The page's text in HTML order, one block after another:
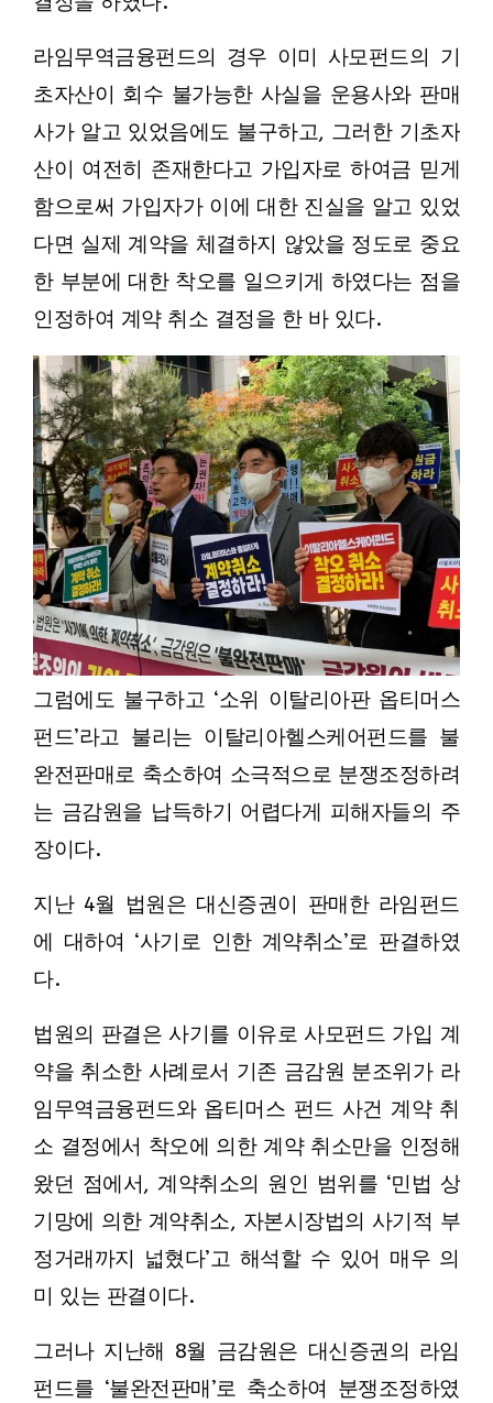
라임무역금융펀드의 경우 이미 사모펀드의 기
초자산이 회수 불가능한 사실을 운용사와 판매
사가 알고 있었음에도 불구하고, 그러한 기초자
산이 여전히 존재한다고 가입자로 하여금 믿게
함으로써 가입자가 이에 대한 진실을 알고 있었
다면 실제 계약을 체결하지 않았을 정도로 중요
한 부분에 대한 착오를 일으키게 하였다는 점을
인정하여 계약 취소 결정을 한 바 있다.
그럼에도 불구하고 ‘소위 이탈리아판 옵티머스
펀드’라고 불리는 이탈리아헬스케어펀드를 불
완전판매로 축소하여 소극적으로 분쟁조정하려
는 금감원을 납득하기 어렵다게 피해자들의 주
장이다.
지난 4월 법원은 대신증권이 판매한 라임펀드
에 대하여 ‘사기로 인한 계약취소’로 판결하였
다.
법원의 판결은 사기를 이유로 사모펀드 가입 계
약을 취소한 사례로서 기존 금감원 분조위가 라
임무역금융펀드와 옵티머스 펀드 사건 계약 취
소 결정에서 착오에 의한 계약 취소만을 인정해
왔던 점에서, 계약취소의 원인 범위를 ‘민법 상
기망에 의한 계약취소, 자본시장법의 사기적 부
정거래까지 넓혔다’고 해석할 수 있어 매우 의
미 있는 판결이다.
그러나 지난해 8월 금감원은 대신증권의 라임
펀드를 ‘불완전판매’로 축소하여 분쟁조정하였